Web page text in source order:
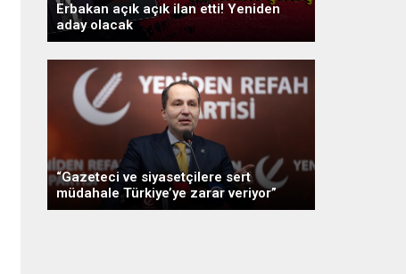
Erbakan açık açık ilan etti! Yeniden
aday olacak
“Gazeteci ve siyasetçilere sert
müdahale Türkiye’ye zarar veriyor”